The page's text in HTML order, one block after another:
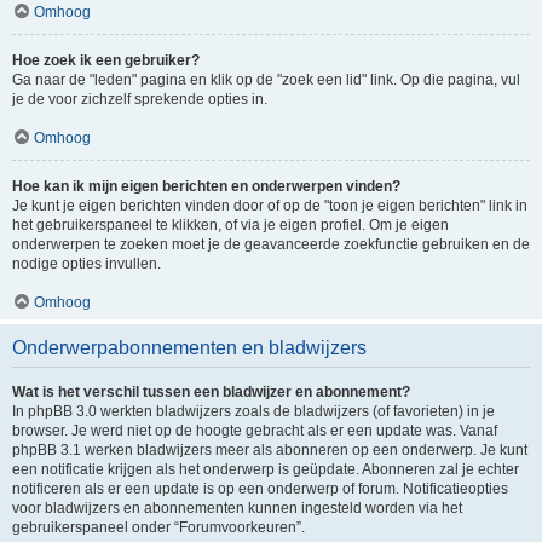
Omhoog
Hoe zoek ik een gebruiker?
Ga naar de "leden" pagina en klik op de "zoek een lid" link. Op die pagina, vul
je de voor zichzelf sprekende opties in.
Omhoog
Hoe kan ik mijn eigen berichten en onderwerpen vinden?
Je kunt je eigen berichten vinden door of op de "toon je eigen berichten" link in
het gebruikerspaneel te klikken, of via je eigen profiel. Om je eigen
onderwerpen te zoeken moet je de geavanceerde zoekfunctie gebruiken en de
nodige opties invullen.
Omhoog
Onderwerpabonnementen en bladwijzers
Wat is het verschil tussen een bladwijzer en abonnement?
In phpBB 3.0 werkten bladwijzers zoals de bladwijzers (of favorieten) in je
browser. Je werd niet op de hoogte gebracht als er een update was. Vanaf
phpBB 3.1 werken bladwijzers meer als abonneren op een onderwerp. Je kunt
een notificatie krijgen als het onderwerp is geüpdate. Abonneren zal je echter
notificeren als er een update is op een onderwerp of forum. Notificatieopties
voor bladwijzers en abonnementen kunnen ingesteld worden via het
gebruikerspaneel onder “Forumvoorkeuren”.